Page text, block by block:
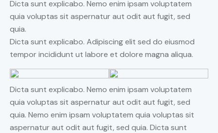
Dicta sunt explicabo. Nemo enim ipsam voluptatem
quia voluptas sit aspernatur aut odit aut fugit, sed
quia.
Dicta sunt explicabo. Adipiscing elit sed do eiusmod
tempor incididunt ut labore et dolore magna aliqua.
Dicta sunt explicabo. Nemo enim ipsam voluptatem
quia voluptas sit aspernatur aut odit aut fugit, sed
quia. Nemo enim ipsam voluptatem quia voluptas sit
aspernatur aut odit aut fugit, sed quia. Dicta sunt